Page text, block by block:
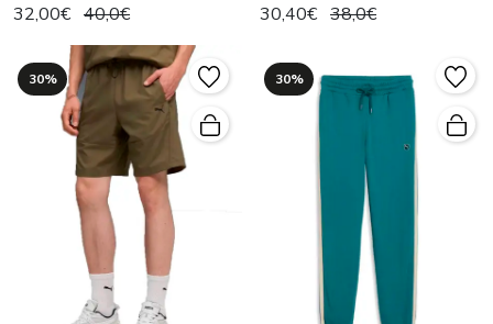
32,00€ 40,0€ 30,40€ 38,0€
30% 30%